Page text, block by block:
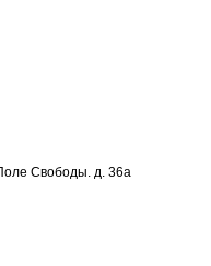
Свободы. д. 36а